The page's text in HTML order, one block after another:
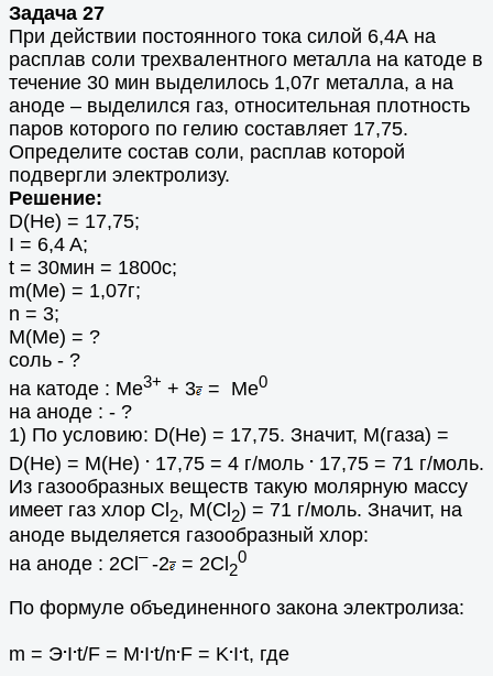
Задача 27
При действии постоянного тока силой 6,4А на
расплав соли трехвалентного металла на катоде в
течение 30 мин выделилось 1,07г металла, а на
аноде – выделился газ, относительная плотность
паров которого по гелию составляет 17,75.
Определите состав соли, расплав которой
подвергли электролизу.
Решение:
D(Не) = 17,75;
I = 6,4 A;
t = 30мин = 1800с;
m(Me) = 1,07г;
n = 3;
M(Me) = ?
соль - ?
на катоде : Me3+ + 3 = Me0
на аноде : - ?
1) По условию: D(Не) = 17,75. Значит, M(газа) =
D(Не) = M(He) . 17,75 = 4 г/моль . 17,75 = 71 г/моль.
Из газообразных веществ такую молярную массу
имеет газ хлор Cl2, M(Cl2) = 71 г/моль. Значит, на
аноде выделяется газообразный хлор:
на аноде : 2Cl –-2 = 2Cl 2
0
По формуле объединенного закона электролиза:
m = Э.I.t/F = М.I.t/n.F = K.I.t, где